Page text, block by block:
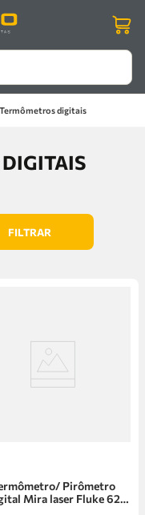
termômetros digitais
FILTRAR
Pirômetro
Mira laser Fluke 62